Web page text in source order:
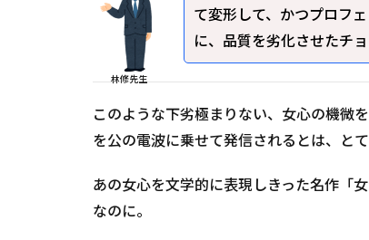
林修先生
て変形して、かつプロフ
に、品質を劣化させたチ
このような下劣極まりない、女心の機微
を公の電波に乗せて発信されるとは、とて
あの女心を文学的に表現しきった名作「
なのに。